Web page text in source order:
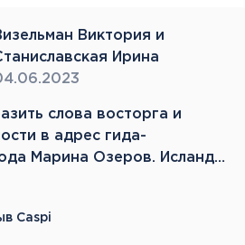
Виктория и
Ирина
слова восторга и
в адрес гида-
Марина Озеров. Исландия
Caspi